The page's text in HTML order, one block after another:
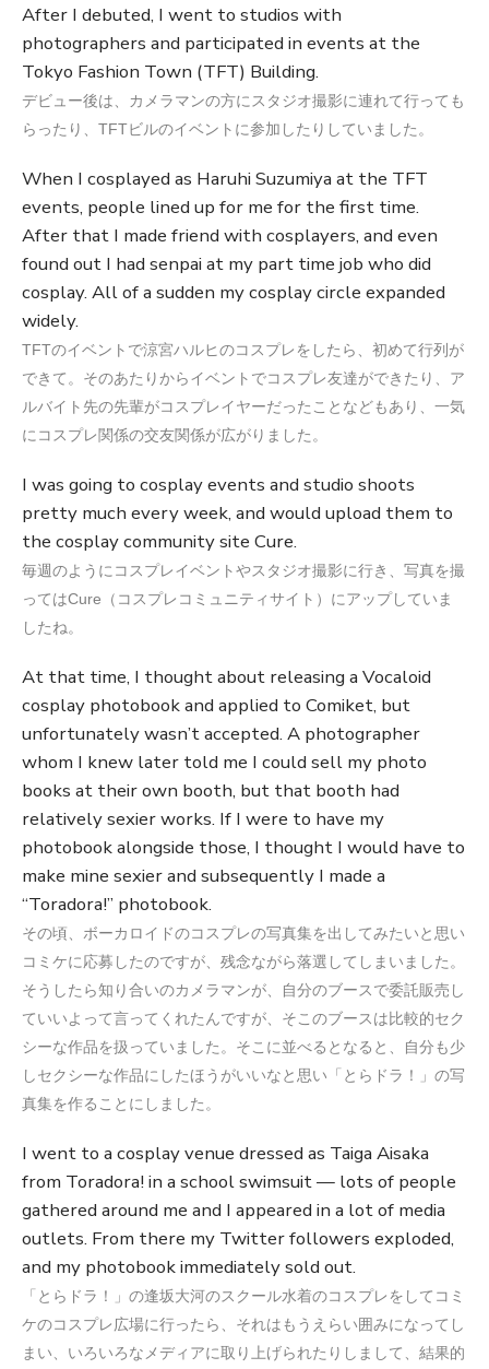
After I debuted, I went to studios with
photographers and participated in events at the
Tokyo Fashion Town (TFT) Building.
デビュー後は、カメラマンの方にスタジオ撮影に連れて行っても
らったり、TFTビルのイベントに参加したりしていました。
When I cosplayed as Haruhi Suzumiya at the TFT
events, people lined up for me for the first time.
After that I made friend with cosplayers, and even
found out I had senpai at my part time job who did
cosplay. All of a sudden my cosplay circle expanded
widely.
TFTのイベントで涼宮ハルヒのコスプレをしたら、初めて行列が
できて。そのあたりからイベントでコスプレ友達ができたり、ア
ルバイト先の先輩がコスプレイヤーだったことなどもあり、一気
にコスプレ関係の交友関係が広がりました。
I was going to cosplay events and studio shoots
pretty much every week, and would upload them to
the cosplay community site Cure.
毎週のようにコスプレイベントやスタジオ撮影に行き、写真を撮
ってはCure（コスプレコミュニティサイト）にアップしていま
したね。
At that time, I thought about releasing a Vocaloid
cosplay photobook and applied to Comiket, but
unfortunately wasn’t accepted. A photographer
whom I knew later told me I could sell my photo
books at their own booth, but that booth had
relatively sexier works. If I were to have my
photobook alongside those, I thought I would have to
make mine sexier and subsequently I made a
“Toradora!” photobook.
その頃、ボーカロイドのコスプレの写真集を出してみたいと思い
コミケに応募したのですが、残念ながら落選してしまいました。
そうしたら知り合いのカメラマンが、自分のブースで委託販売し
ていいよって言ってくれたんですが、そこのブースは比較的セク
シーな作品を扱っていました。そこに並べるとなると、自分も少
しセクシーな作品にしたほうがいいなと思い「とらドラ！」の写
真集を作ることにしました。
I went to a cosplay venue dressed as Taiga Aisaka
from Toradora! in a school swimsuit — lots of people
gathered around me and I appeared in a lot of media
outlets. From there my Twitter followers exploded,
and my photobook immediately sold out.
「とらドラ！」の逢坂大河のスクール水着のコスプレをしてコミ
ケのコスプレ広場に行ったら、それはもうえらい囲みになってし
まい、いろいろなメディアに取り上げられたりしまして、結果的